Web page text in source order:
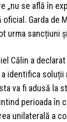
„nu se află în
Garda de
urma sancțiuni
Călin a
identifica
va fi adusă la
perioada în
unilaterală a